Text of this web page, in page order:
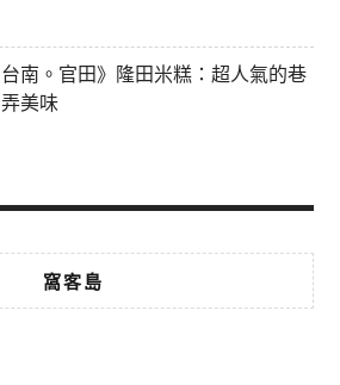
台南。官田》隆田米糕：超人氣的巷
弄美味
窩客島